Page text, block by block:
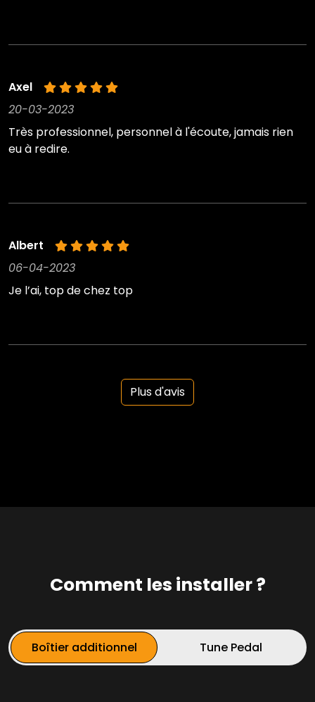
Axel
20-03-2023
Très professionnel, personnel à l'écoute, jamais rien
eu à redire.
Albert
06-04-2023
Je l’ai, top de chez top
Plus d'avis
Comment les installer ?
Boîtier additionnel Tune Pedal